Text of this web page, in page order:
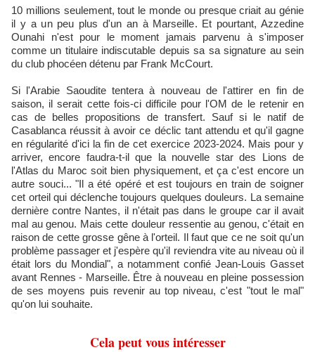
10 millions seulement, tout le monde ou presque criait au génie
il y a un peu plus d'un an à Marseille. Et pourtant, Azzedine
Ounahi n'est pour le moment jamais parvenu à s'imposer
comme un titulaire indiscutable depuis sa sa signature au sein
du club phocéen détenu par Frank McCourt.
Si l'Arabie Saoudite tentera à nouveau de l'attirer en fin de
saison, il serait cette fois-ci difficile pour l'OM de le retenir en
cas de belles propositions de transfert. Sauf si le natif de
Casablanca réussit à avoir ce déclic tant attendu et qu'il gagne
en régularité d'ici la fin de cet exercice 2023-2024. Mais pour y
arriver, encore faudra-t-il que la nouvelle star des Lions de
l'Atlas du Maroc soit bien physiquement, et ça c'est encore un
autre souci... "Il a été opéré et est toujours en train de soigner
cet orteil qui déclenche toujours quelques douleurs. La semaine
dernière contre Nantes, il n'était pas dans le groupe car il avait
mal au genou. Mais cette douleur ressentie au genou, c'était en
raison de cette grosse gêne à l'orteil. Il faut que ce ne soit qu'un
problème passager et j'espère qu'il reviendra vite au niveau où il
était lors du Mondial", a notamment confié Jean-Louis Gasset
avant Rennes - Marseille. Être à nouveau en pleine possession
de ses moyens puis revenir au top niveau, c'est "tout le mal"
qu'on lui souhaite.
Cela peut vous intéresser